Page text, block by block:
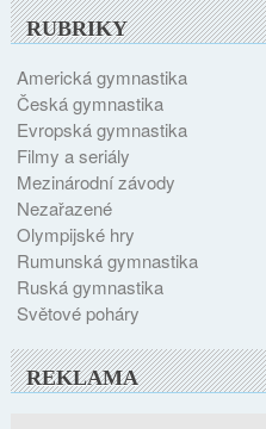
RUBRIKY
Americká gymnastika
Česká gymnastika
Evropská gymnastika
Filmy a seriály
Mezinárodní závody
Nezařazené
Olympijské hry
Rumunská gymnastika
Ruská gymnastika
Světové poháry
REKLAMA